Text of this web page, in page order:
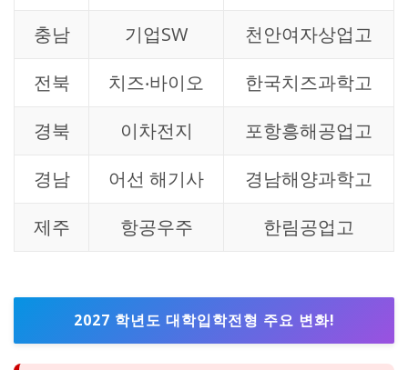
충남
기업SW
천안여자상업고
전북
치즈‧바이오
한국치즈과학고
경북
이차전지
포항흥해공업고
경남
어선 해기사
경남해양과학고
제주
항공우주 한림공업고
2027 학년도 대학입학전형 주요 변화!